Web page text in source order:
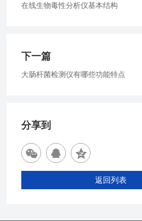
在线生物毒性分析仪基本结构
下一篇
大肠杆菌检测仪有哪些功能特点
分享到
返回列表